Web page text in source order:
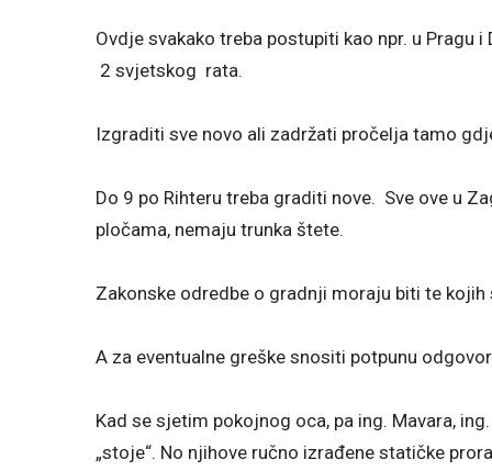
Ovdje svakako treba postupiti kao npr. u Pragu
2 svjetskog rata.
Izgraditi sve novo ali zadržati pročelja tamo
Do 9 po Rihteru treba graditi nove. Sve ove u
pločama, nemaju trunka štete.
Zakonske odredbe o gradnji moraju biti te
A za eventualne greške snositi potpunu
Kad se sjetim pokojnog oca, pa ing. Mavara,
„stoje“. No njihove ručno izrađene statičke